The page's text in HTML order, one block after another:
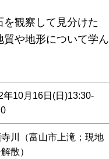
を観察して見分けた
質や地形について学ん
年10月16日(日)13:30-
川（富山市上滝；現地
散）